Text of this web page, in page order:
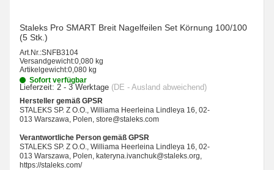
Staleks Pro SMART Breit Nagelfeilen Set Körnung 100/100
(5 Stk.)
Art.Nr.:SNFB3104
Versandgewicht:0,080 kg
Artikelgewicht:0,080 kg
Sofort verfügbar
Lieferzeit: 2 - 3 Werktage (DE - Ausland abweichend)
Hersteller gemäß GPSR
STALEKS SP. Z O.O., Williama Heerleina Lindleya 16, 02-
013 Warszawa, Polen, store@staleks.com
Verantwortliche Person gemäß GPSR
STALEKS SP. Z O.O., Williama Heerleina Lindleya 16, 02-
013 Warszawa, Polen, kateryna.ivanchuk@staleks.org,
https://staleks.com/